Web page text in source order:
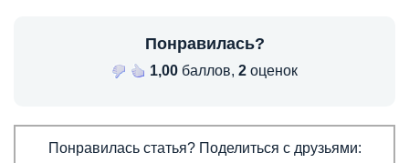
Понравилась?
1,00 баллов, 2 оценок
Понравилась статья? Поделиться с друзьями: